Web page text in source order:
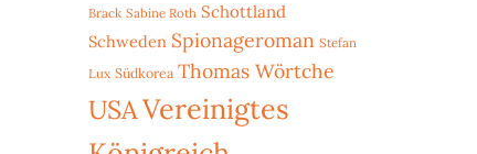
Brack Sabine Roth Schottland
Schweden Spionageroman Stefan
Lux Südkorea Thomas Wörtche
USAVereinigtes